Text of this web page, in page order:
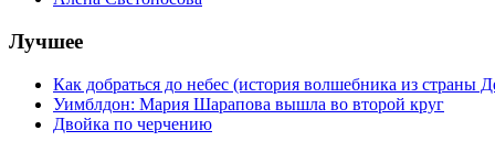
Лучшее
Как добраться до небес (история волшебника из страны
Уимблдон: Мария Шарапова вышла во второй круг
Двойка по черчению